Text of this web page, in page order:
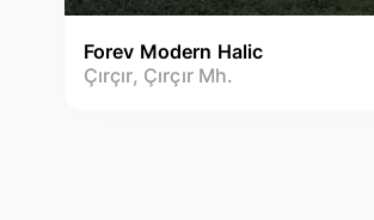
Forev Modern Halic
Çırçır, Çırçır Mh.